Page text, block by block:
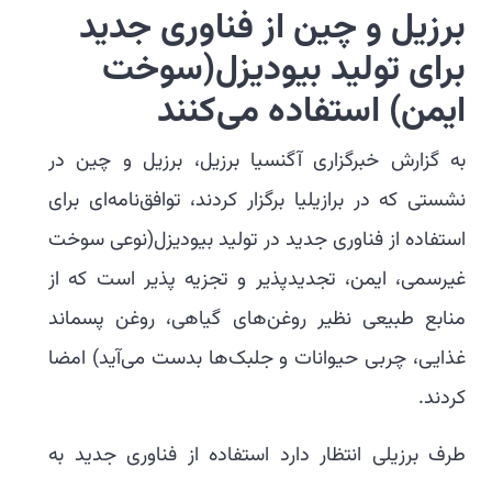
برزیل و چین از فناوری جدید
برای تولید بیودیزل(سوخت
ایمن) استفاده می‌کنند
به گزارش خبرگزاری آگنسیا برزیل، برزیل و چین در
نشستی که در برازیلیا برگزار کردند، توافق‌نامه‌ای برای
استفاده از فناوری جدید در تولید بیودیزل(نوعی سوخت
غیرسمی، ایمن، تجدیدپذیر و تجزیه پذیر است که از
منابع طبیعی نظیر روغن‌های گیاهی، روغن پسماند
غذایی، چربی حیوانات و جلبک‌ها بدست می‌آید) امضا
کردند.
طرف برزیلی انتظار دارد استفاده از فناوری جدید به